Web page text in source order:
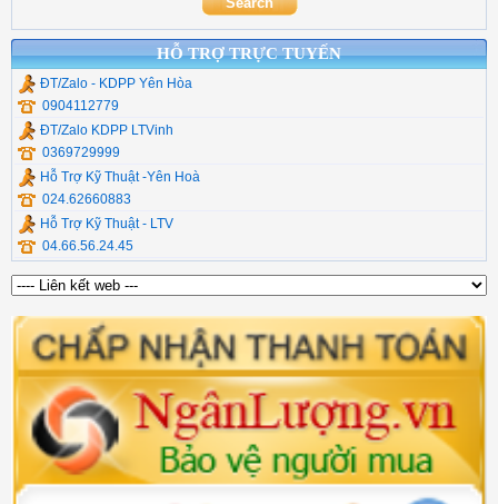
HỖ TRỢ TRỰC TUYẾN
ĐT/Zalo - KDPP Yên Hòa
0904112779
ĐT/Zalo KDPP LTVinh
0369729999
Hỗ Trợ Kỹ Thuật -Yên Hoà
024.62660883
Hỗ Trợ Kỹ Thuật - LTV
04.66.56.24.45